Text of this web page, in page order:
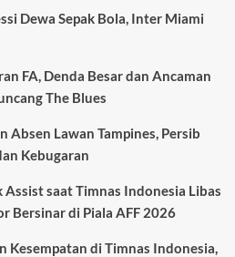
Dewa Sepak Bola, Inter Miami
FA, Denda Besar dan Ancaman
The Blues
Absen Lawan Tampines, Persib
Kebugaran
saat Timnas Indonesia Libas
Bersinar di Piala AFF 2026
Kesempatan di Timnas Indonesia,